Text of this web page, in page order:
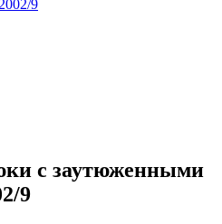
с заутюженными
9